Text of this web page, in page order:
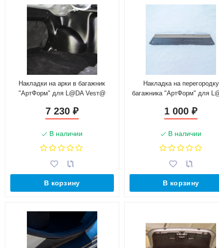
Накладки на арки в багажник
"АртФорм" для L@DA Vesт@
7 230 ₽
В наличии
В корзину
Накладка на перегородку
багажника "АртФорм" для
1 000₽
В наличии
В корзину